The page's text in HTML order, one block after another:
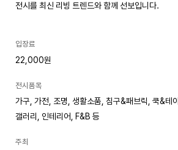
전시를 최신 리빙 트렌드와 함께 선보입니다.
입장료
22,000원
전시품목
가구, 가전, 조명, 생활소품, 침구&패브릭, 쿡&테
갤러리, 인테리어, F&B 등
주최